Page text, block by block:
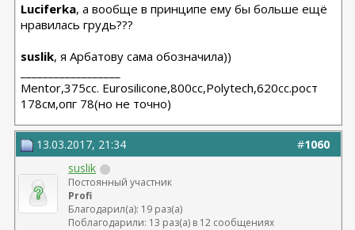
Luciferka, а вообще в принципе ему бы больше ещё
нравилась грудь???
suslik, я Арбатову сама обозначила))
Мentor,375cc. Eurosilicone,800cc,Polytech,620cc.рост
178см,опг 78(но не точно)
#1060
13.03.2017, 21:34
suslik
Постоянный участник
Profi
Благодарил(а): 19 раз(а)
Поблагодарили: 13 раз(а) в 12 сообщениях